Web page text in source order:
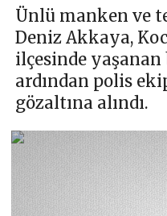
Ünlü manken ve
Deniz Akkaya,
ilçesinde
ardından polis
gözaltına alındı.